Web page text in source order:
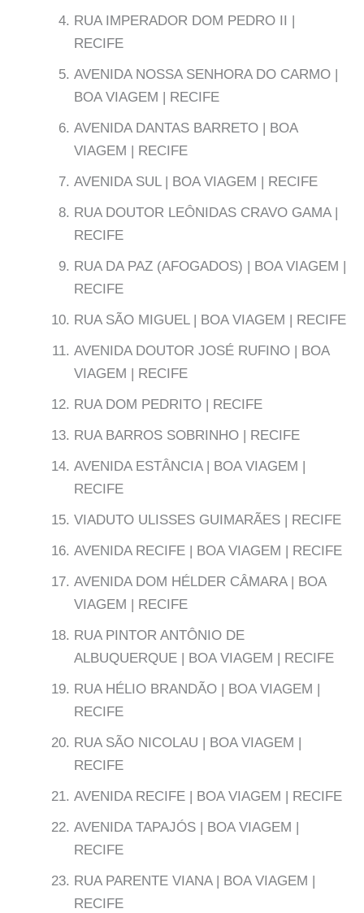
RUA IMPERADOR DOM PEDRO II |
RECIFE
AVENIDA NOSSA SENHORA DO CARMO |
BOA VIAGEM | RECIFE
AVENIDA DANTAS BARRETO | BOA
VIAGEM | RECIFE
AVENIDA SUL | BOA VIAGEM | RECIFE
RUA DOUTOR LEÔNIDAS CRAVO GAMA |
RECIFE
RUA DA PAZ (AFOGADOS) | BOA VIAGEM |
RECIFE
RUA SÃO MIGUEL | BOA VIAGEM | RECIFE
AVENIDA DOUTOR JOSÉ RUFINO | BOA
VIAGEM | RECIFE
RUA DOM PEDRITO | RECIFE
RUA BARROS SOBRINHO | RECIFE
AVENIDA ESTÂNCIA | BOA VIAGEM |
RECIFE
VIADUTO ULISSES GUIMARÃES | RECIFE
AVENIDA RECIFE | BOA VIAGEM | RECIFE
AVENIDA DOM HÉLDER CÂMARA | BOA
VIAGEM | RECIFE
RUA PINTOR ANTÔNIO DE
ALBUQUERQUE | BOA VIAGEM | RECIFE
RUA HÉLIO BRANDÃO | BOA VIAGEM |
RECIFE
RUA SÃO NICOLAU | BOA VIAGEM |
RECIFE
AVENIDA RECIFE | BOA VIAGEM | RECIFE
AVENIDA TAPAJÓS | BOA VIAGEM |
RECIFE
RUA PARENTE VIANA | BOA VIAGEM |
RECIFE